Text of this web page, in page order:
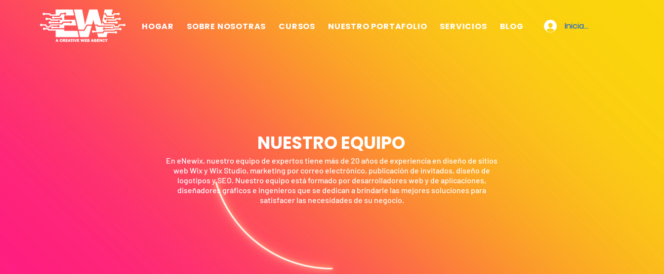
HOGAR SOBRE NOSOTRAS CURSOS NUESTRO PORTAFOLIO SERVICIOS BLOG CONTÁCTENOS
Iniciar sesión
NUESTRO EQUIPO
En eNewix, nuestro equipo de expertos tiene más de 20 años de experiencia en diseño de sitios
web Wix y Wix Studio, marketing por correo electrónico, publicación de invitados, diseño de
logotipos y SEO. Nuestro equipo está formado por desarrolladores web y de aplicaciones,
diseñadores gráficos e ingenieros que se dedican a brindarle las mejores soluciones para
satisfacer las necesidades de su negocio.